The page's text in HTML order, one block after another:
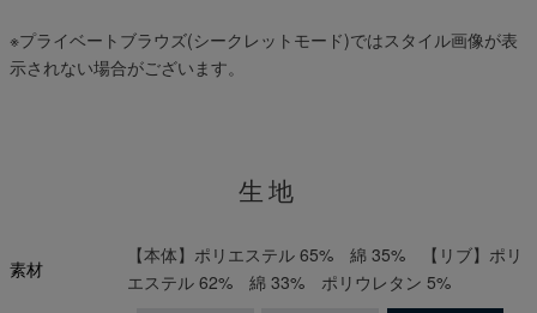
※プライベートブラウズ(シークレットモード)ではスタイル画像が表
示されない場合がございます。
生地
素材
【本体】ポリエステル 65% 綿 35% 【リブ】ポリ
エステル 62% 綿 33% ポリウレタン 5%